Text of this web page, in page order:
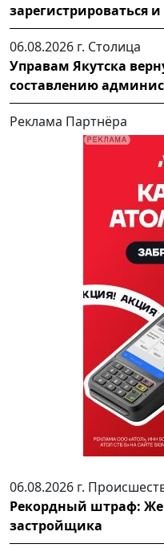
зарегистрироваться
06.08.2026 г. Столица
Управам Якутска
составлению
Реклама Партнёра
06.08.2026 г.
Рекордный штраф:
застройщика